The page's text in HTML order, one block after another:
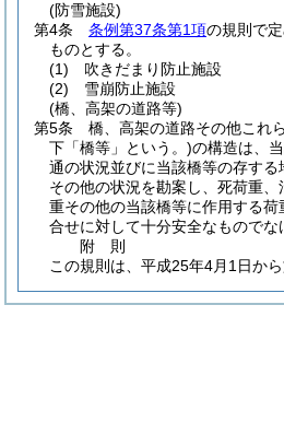
(防雪施設)
第4条
条例第37条第1項の規則で
ものとする。
(1)
吹きだまり防止施設
(2)
雪崩防止施設
(橋、高架の道路等)
第5条
橋、高架の道路その他これ
下「橋等」という。)の構造は、
通の状況並びに当該橋等の存する
その他の状況を勘案し、死荷重
重その他の当該橋等に作用する荷
合せに対して十分安全なものでな
附 則
この規則は、平成25年4月1日から